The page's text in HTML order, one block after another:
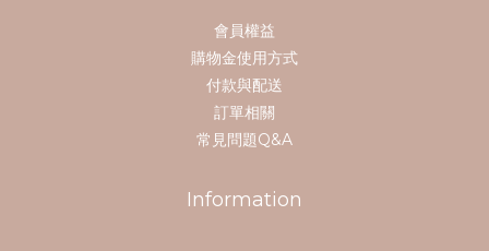
會員權益
購物金使用方式
付款與配送
訂單相關
常見問題Q&A
Information